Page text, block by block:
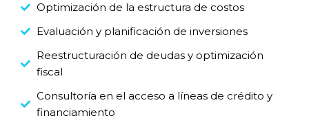
Optimización de la estructura de costos
Evaluación y planificación de inversiones
Reestructuración de deudas y optimización
fiscal
Consultoría en el acceso a líneas de crédito y
financiamiento